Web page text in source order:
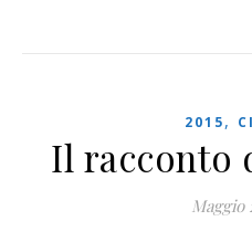
2015,
Il racconto
Maggio